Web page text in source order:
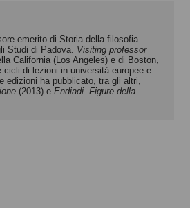
emerito di Storia della filosofia
Studi di Padova. Visiting professor
California (Los Angeles) e di Boston,
cicli di lezioni in università europee e
edizioni ha pubblicato, tra gli altri,
(2013) e Endiadi. Figure della